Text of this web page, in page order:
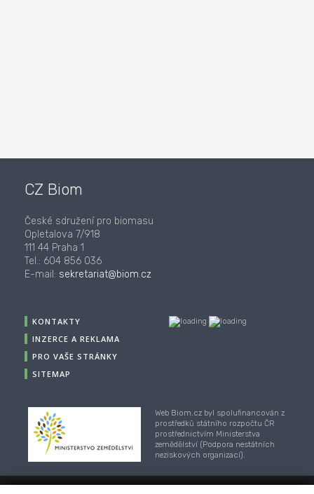
CZ Biom
České sdružení pro biomasu
Opletalova 7/918
111 44 Praha 1
Tel.: 604 856 036
E-mail: sekretariat@biom.cz
KONTAKTY
INZERCE A REKLAMA
PRO VAŠE STRÁNKY
SITEMAP
Web Biom.cz byl spolufinancován z
prostředků státního rozpočtu ČR
prostřednictvím Ministerstva
zemědělství (Podpora nestátních
neziskových organizací).